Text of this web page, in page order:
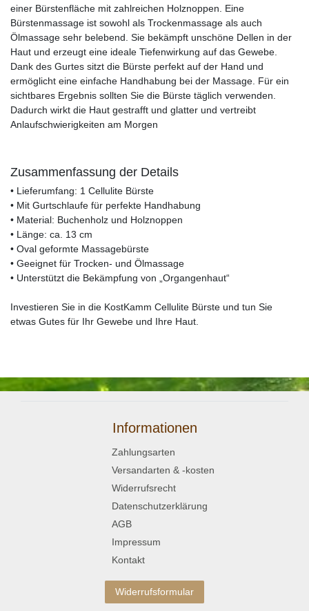
einer Bürstenfläche mit zahlreichen Holznoppen. Eine
Bürstenmassage ist sowohl als Trockenmassage als auch
Ölmassage sehr belebend. Sie bekämpft unschöne Dellen in der
Haut und erzeugt eine ideale Tiefenwirkung auf das Gewebe.
Dank des Gurtes sitzt die Bürste perfekt auf der Hand und
ermöglicht eine einfache Handhabung bei der Massage. Für ein
sichtbares Ergebnis sollten Sie die Bürste täglich verwenden.
Dadurch wirkt die Haut gestrafft und glatter und vertreibt
Anlaufschwierigkeiten am Morgen
Zusammenfassung der Details
• Lieferumfang: 1 Cellulite Bürste
• Mit Gurtschlaufe für perfekte Handhabung
• Material: Buchenholz und Holznoppen
• Länge: ca. 13 cm
• Oval geformte Massagebürste
• Geeignet für Trocken- und Ölmassage
• Unterstützt die Bekämpfung von „Organgenhaut“
Investieren Sie in die KostKamm Cellulite Bürste und tun Sie
etwas Gutes für Ihr Gewebe und Ihre Haut.
Informationen
Zahlungsarten
Versandarten & -kosten
Widerrufsrecht
Datenschutzerklärung
AGB
Impressum
Kontakt
Widerrufsformular